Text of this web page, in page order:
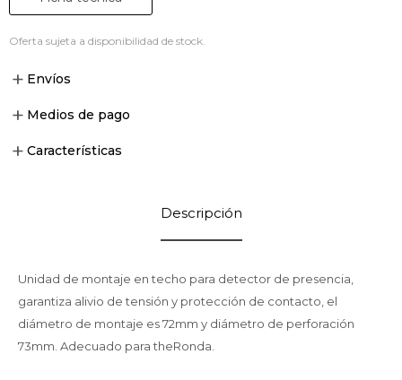
Oferta sujeta a disponibilidad de stock.
Envíos
Medios de pago
Características
Descripción
Unidad de montaje en techo para detector de presencia,
garantiza alivio de tensión y protección de contacto, el
diámetro de montaje es 72mm y diámetro de perforación
73mm. Adecuado para theRonda.